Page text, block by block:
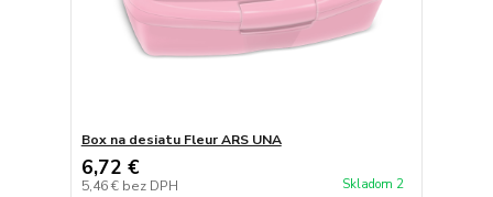
Box na desiatu Fleur ARS UNA
6,72 €
5,46 € bez DPH Skladom 2